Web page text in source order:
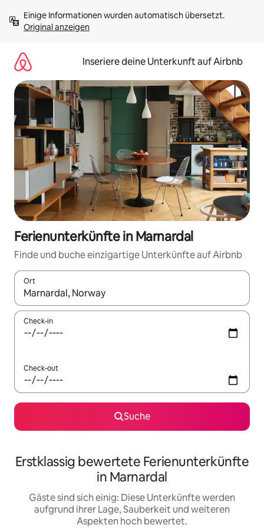
Inhalten
springenOriginal anzeigen
Inseriere deine Unterkunft auf Airbnb
Ferienunterkünfte in Marnardal
Finde und buche einzigartige Unterkünfte auf Airbnb
Ort
Wenn Ergebnisse verfügbar sind, navigiere mit den
Check-in
Check-out
Suche
Erstklassig bewertete Ferienunterkünfte
in Marnardal
Gäste sind sich einig: Diese Unterkünfte werden
aufgrund ihrer Lage, Sauberkeit und weiteren
Aspekten hoch bewertet.